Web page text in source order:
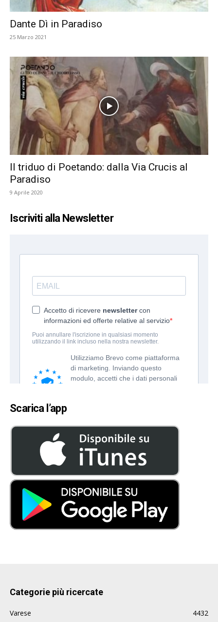
Dante Dì in Paradiso
25 Marzo 2021
Il triduo di Poetando: dalla Via Crucis al
Paradiso
9 Aprile 2020
Iscriviti alla Newsletter
Scarica l’app
Categorie più ricercate
Varese
4432